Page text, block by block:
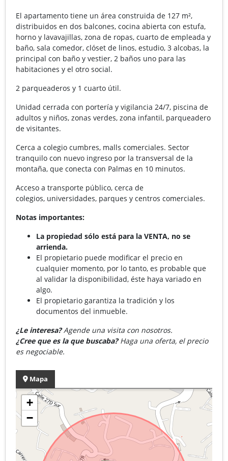
El apartamento tiene un área construida de 127 m²,
distribuidos en dos balcones, cocina abierta con estufa,
horno y lavavajillas, zona de ropas, cuarto de empleada y
baño, sala comedor, clóset de linos, estudio, 3 alcobas, la
principal con baño y vestier, 2 baños uno para las
habitaciones y el otro social.
2 parqueaderos y 1 cuarto útil.
Unidad cerrada con portería y vigilancia 24/7, piscina de
adultos y niños, zonas verdes, zona infantil, parqueadero
de visitantes.
Cerca a colegio cumbres, malls comerciales. Sector
tranquilo con nuevo ingreso por la transversal de la
montaña, que conecta con Palmas en 10 minutos.
Acceso a transporte público, cerca de
colegios, universidades, parques y centros comerciales.
Notas importantes:
La propiedad sólo está para la VENTA, no se
arrienda.
El propietario puede modificar el precio en
cualquier momento, por lo tanto, es probable que
al validar la disponibilidad, éste haya variado en
algo.
El propietario garantiza la tradición y los
documentos del inmueble.
¿Le interesa?Agende una visita con nosotros.
¿Cree que es la que buscaba?Haga una oferta, el precio
es negociable.
Mapa
+
−